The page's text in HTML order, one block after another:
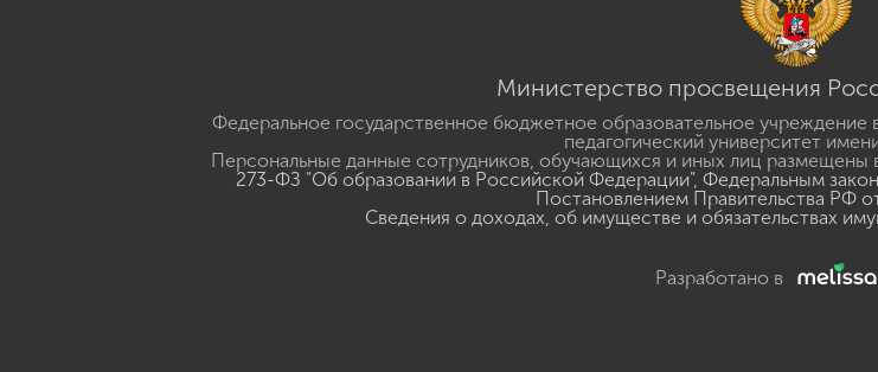
Министерство просвещения
Федеральное государственное бюджетное образовательное
педагогический университет
Персональные данные сотрудников, обучающихся и иных лиц размещены
273-ФЗ "Об образовании в Российской Федерации", Федеральным
Постановлением Правительства РФ
Сведения о доходах, об имуществе и обязательствах
Разработано в